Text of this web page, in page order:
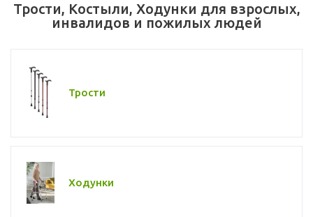
Трости, Костыли, Ходунки для взрослых,
инвалидов и пожилых людей
Трости
Ходунки